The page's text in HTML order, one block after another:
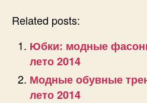
Related posts:
Юбки: модные
лето 2014
Модные обувные
лето 2014